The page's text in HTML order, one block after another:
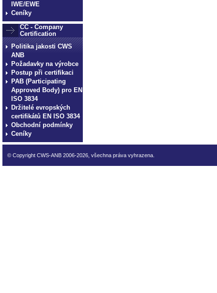
IWE/EWE
Ceníky
CC - Company
Certification
Politika jakosti CWS
ANB
Požadavky na výrobce
Postup při certifikaci
PAB (Participating
Approved Body) pro EN
ISO 3834
Držitelé evropských
certifikátů EN ISO 3834
Obchodní podmínky
Ceníky
© Copyright CWS-ANB 2006-2026, všechna práva vyhrazena.